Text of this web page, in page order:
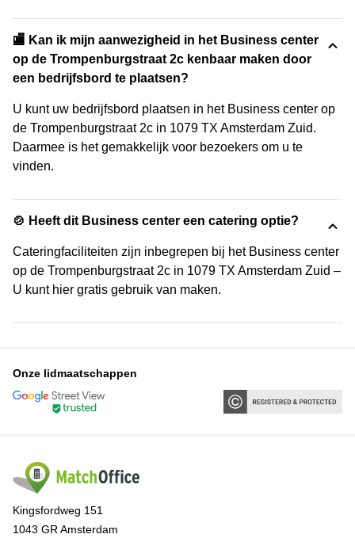
🏬 Kan ik mijn aanwezigheid in het Business center
op de Trompenburgstraat 2c kenbaar maken door
een bedrijfsbord te plaatsen?
U kunt uw bedrijfsbord plaatsen in het Business center op
de Trompenburgstraat 2c in 1079 TX Amsterdam Zuid.
Daarmee is het gemakkelijk voor bezoekers om u te
vinden.
🍲 Heeft dit Business center een catering optie?
Cateringfaciliteiten zijn inbegrepen bij het Business center
op de Trompenburgstraat 2c in 1079 TX Amsterdam Zuid –
U kunt hier gratis gebruik van maken.
Onze lidmaatschappen
Kingsfordweg 151
1043 GR Amsterdam